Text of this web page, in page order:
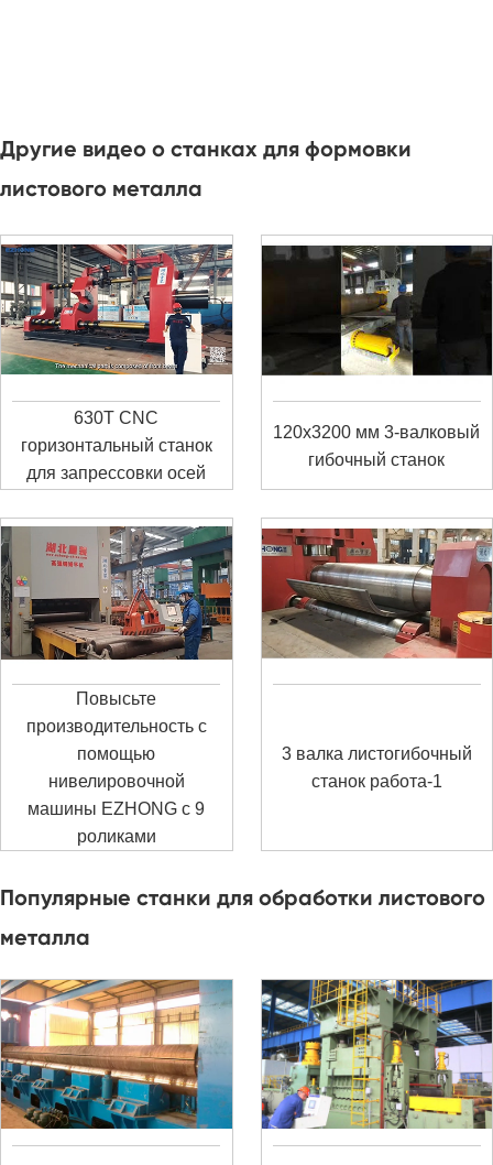
Другие видео о станках для формовки
листового металла
630T CNC
горизонтальный станок
для запрессовки осей
120x3200 мм 3-валковый
гибочный станок
Повысьте
производительность с
помощью
нивелировочной
машины EZHONG с 9
роликами
3 валка листогибочный
станок работа-1
Популярные станки для обработки листового
металла